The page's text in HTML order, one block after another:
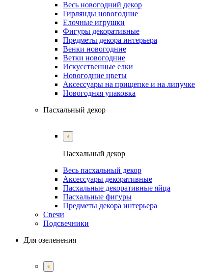
Весь новогодний декор
Гирлянды новогодние
Елочные игрушки
Фигуры декоративные
Предметы декора интерьера
Венки новогодние
Ветки новогодние
Искусственные елки
Новогодние цветы
Аксессуары на прищепке и на липучке
Новогодняя упаковка
Пасхальный декор
Пасхальный декор
Весь пасхальный декор
Аксессуары декоративные
Пасхальные декоративные яйца
Пасхальные фигуры
Предметы декора интерьера
Свечи
Подсвечники
Для озеленения